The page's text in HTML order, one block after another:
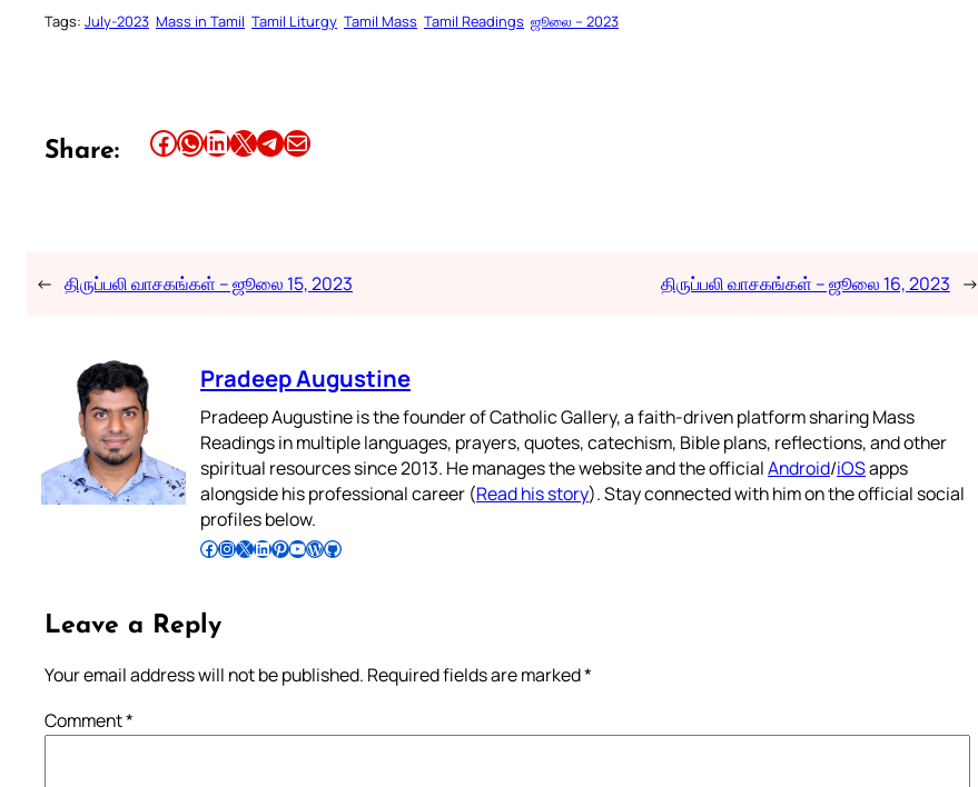
Tags: July-2023 Mass in Tamil Tamil Liturgy Tamil Mass Tamil Readings ஜூலை – 2023
Share: Share this article on Facebook Share this article on WhatsApp Share this article on LinkedIn Share this article on X Share this article on TelegramEmail this Article
← திருப்பலி வாசகங்கள் – ஜூலை 15, 2023 திருப்பலி வாசகங்கள் – ஜூலை 16, 2023 →
Pradeep Augustine
Pradeep Augustine is the founder of Catholic Gallery, a faith-driven platform sharing Mass
Readings in multiple languages, prayers, quotes, catechism, Bible plans, reflections, and other
spiritual resources since 2013. He manages the website and the officialAndroid/iOSapps
alongside his professional career (Read his story). Stay connected with him on the official social
profiles below.
Follow Pradeep on Facebook Follow Pradeep on InstagramFollow Pradeep on X Follow Pradeep on LinkedIn Follow Pradeep on Pinterest Subscribe to Pradeep’s Youtube Channel Follow Pradeep on WordPress Follow Pradeep on GitHub
Leave a Reply
Your email address will not be published. Required fields are marked*
Comment*